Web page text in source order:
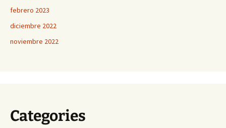
febrero 2023
diciembre 2022
noviembre 2022
Categories